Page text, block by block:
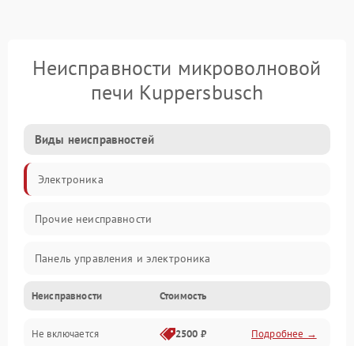
Неисправности микроволновой
печи Kuppersbusch
Виды неисправностей
Электроника
Прочие неисправности
Панель управления и электроника
Дверца и корпус
Механика и внутренние элементы
Неисправности Стоимость
Не включается 2500 ₽ Подробнее →